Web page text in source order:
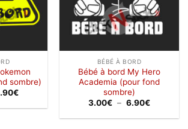
sombre)
€Plage
prix :
BÉBÉ À BORD
Bébé à bord My Hero
Academia (pour fond
sombre)
3.00€ – 6.90€Plage
prix :